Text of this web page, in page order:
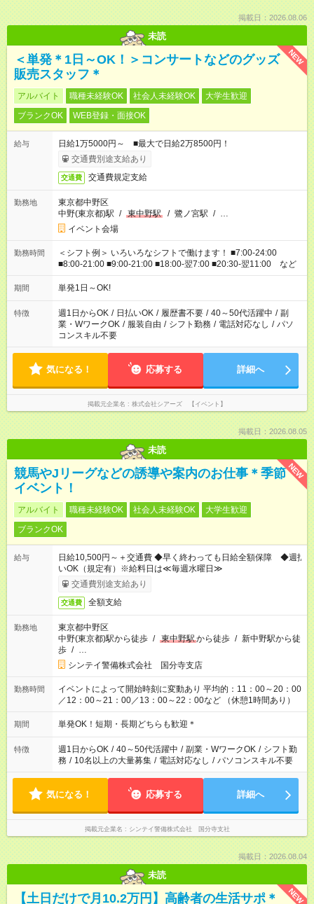
掲載日：2026.08.06
未読
NEW
＜単発＊1日～OK！＞コンサートなどのグッズ
販売スタッフ＊
アルバイト 職種未経験OK 社会人未経験OK
大学生歓迎
ブランクOK
WEB登録・面接OK
給与
日給1万5000円～ ■最大で日給2万8500円！
交通費別途支給あり
交通費 交通費規定支給
勤務地
東京都中野区
中野(東京都)駅 / 東中野駅 / 鷺ノ宮駅 / …
イベント会場
勤務時間
＜シフト例＞ いろいろなシフトで働けます！ ■7:00-24:00
■8:00-21:00 ■9:00-21:00 ■18:00-翌7:00 ■20:30-翌11:00 など
期間 単発1日～OK!
特徴 週1日からOK / 日払いOK / 履歴書不要 / 40～50代活躍中 / 副
業・WワークOK / 服装自由 / シフト勤務 / 電話対応なし / パソ
コンスキル不要
気になる！ 応募する 詳細へ
掲載元企業名 株式会社シアーズ 【イベント】
掲載日：2026.08.05
未読
NEW
競馬やJリーグなどの誘導や案内のお仕事＊季節
イベント！
アルバイト 職種未経験OK 社会人未経験OK
大学生歓迎
ブランクOK
給与
日給10,500円～＋交通費 ◆早く終わっても日給全額保障 ◆週払
いOK（規定有）※給料日は≪毎週水曜日≫
交通費別途支給あり
交通費 全額支給
勤務地
東京都中野区
中野(東京都)駅から徒歩 / 東中野駅から徒歩 / 新中野駅から徒
歩 / …
シンテイ警備株式会社 国分寺支店
勤務時間
イベントによって開始時刻に変動あり 平均的：11：00～20：00
／12：00～21：00／13：00～22：00など （休憩1時間あり）
期間 単発OK！短期・長期どちらも歓迎＊
特徴 週1日からOK / 40～50代活躍中 / 副業・WワークOK / シフト勤
務 / 10名以上の大量募集 / 電話対応なし / パソコンスキル不要
気になる！ 応募する 詳細へ
掲載元企業名 シンテイ警備株式会社 国分寺支社
掲載日：2026.08.04
未読
NEW
【土日だけで月10.2万円】高齢者の生活サポ＊